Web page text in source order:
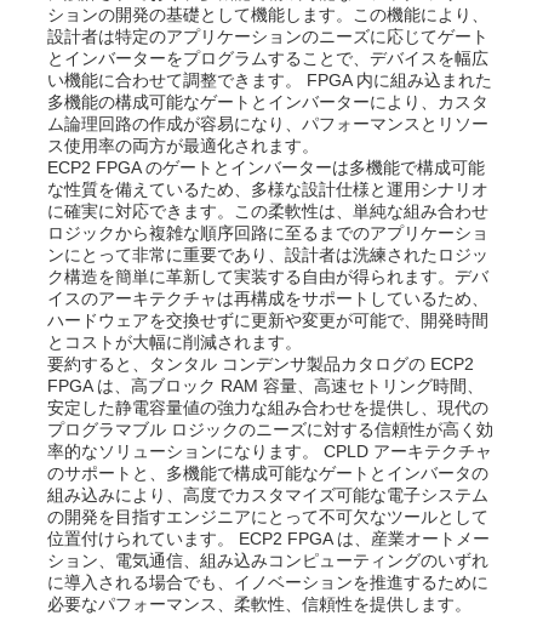
私たちについて
工場見学
品質管理
お問い合わせ
ニュース
事例
FPGA フィールド プログラム可能なゲート 配列
MCUのマイクロ制御回路単位
ションの開発の基礎として機能します。この機能により、
設計者は特定のアプリケーションのニーズに応じてゲート
とインバーターをプログラムすることで、デバイスを幅広
い機能に合わせて調整できます。 FPGA 内に組み込まれた
多機能の構成可能なゲートとインバーターにより、カスタ
ム論理回路の作成が容易になり、パフォーマンスとリソー
ス使用率の両方が最適化されます。
ECP2 FPGA のゲートとインバーターは多機能で構成可能
な性質を備えているため、多様な設計仕様と運用シナリオ
に確実に対応できます。この柔軟性は、単純な組み合わせ
ロジックから複雑な順序回路に至るまでのアプリケーショ
ンにとって非常に重要であり、設計者は洗練されたロジッ
ク構造を簡単に革新して実装する自由が得られます。デバ
イスのアーキテクチャは再構成をサポートしているため、
ハードウェアを交換せずに更新や変更が可能で、開発時間
とコストが大幅に削減されます。
要約すると、タンタル コンデンサ製品カタログの ECP2
FPGA は、高ブロック RAM 容量、高速セトリング時間、
安定した静電容量値の強力な組み合わせを提供し、現代の
プログラマブル ロジックのニーズに対する信頼性が高く効
率的なソリューションになります。 CPLD アーキテクチャ
のサポートと、多機能で構成可能なゲートとインバータの
組み込みにより、高度でカスタマイズ可能な電子システム
の開発を目指すエンジニアにとって不可欠なツールとして
位置付けられています。 ECP2 FPGA は、産業オートメー
ション、電気通信、組み込みコンピューティングのいずれ
に導入される場合でも、イノベーションを推進するために
必要なパフォーマンス、柔軟性、信頼性を提供します。